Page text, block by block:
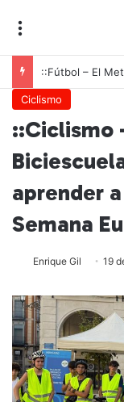
Ciclismo
::Ciclismo
aprender
Semana
Enrique Gil 19